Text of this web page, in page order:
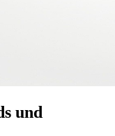
und